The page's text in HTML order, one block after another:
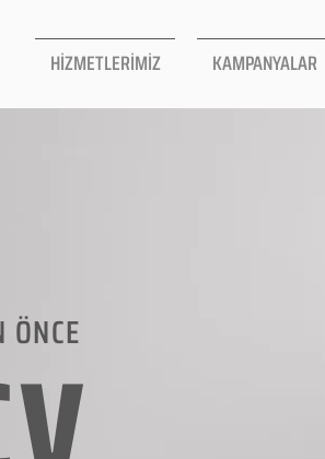
HİZMETLERİMİZ KAMPANYALAR
ÖNCE